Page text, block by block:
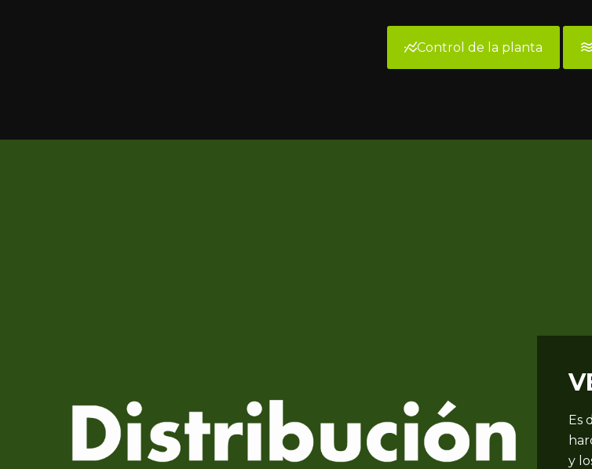
Control de la planta
Es
y